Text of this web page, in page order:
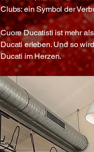
Clubs: ein Symbol der
Cuore Ducatisti ist mehr
Ducati erleben. Und so
Ducati im Herzen.